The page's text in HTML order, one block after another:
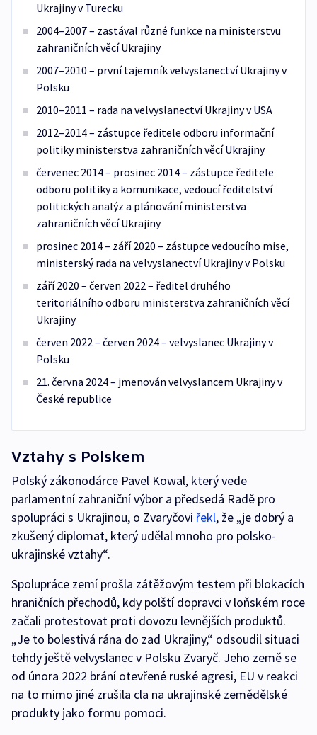
Ukrajiny v Turecku
2004–2007 – zastával různé funkce na ministerstvu
zahraničních věcí Ukrajiny
2007–2010 – první tajemník velvyslanectví Ukrajiny v
Polsku
2010–2011 – rada na velvyslanectví Ukrajiny v USA
2012–2014 – zástupce ředitele odboru informační
politiky ministerstva zahraničních věcí Ukrajiny
červenec 2014 – prosinec 2014 – zástupce ředitele
odboru politiky a komunikace, vedoucí ředitelství
politických analýz a plánování ministerstva
zahraničních věcí Ukrajiny
prosinec 2014 – září 2020 – zástupce vedoucího mise,
ministerský rada na velvyslanectví Ukrajiny v Polsku
září 2020 – červen 2022 – ředitel druhého
teritoriálního odboru ministerstva zahraničních věcí
Ukrajiny
červen 2022 – červen 2024 – velvyslanec Ukrajiny v
Polsku
21. června 2024 – jmenován velvyslancem Ukrajiny v
České republice
Vztahy s Polskem
Polský zákonodárce Pavel Kowal, který vede
parlamentní zahraniční výbor a předsedá Radě pro
spolupráci s Ukrajinou, o Zvaryčovi řekl, že „je dobrý a
zkušený diplomat, který udělal mnoho pro polsko-
ukrajinské vztahy“.
Spolupráce zemí prošla zátěžovým testem při blokacích
hraničních přechodů, kdy polští dopravci v loňském roce
začali protestovat proti dovozu levnějších produktů.
„Je to bolestivá rána do zad Ukrajiny,“ odsoudil situaci
tehdy ještě velvyslanec v Polsku Zvaryč. Jeho země se
od února 2022 brání otevřené ruské agresi, EU v reakci
na to mimo jiné zrušila cla na ukrajinské zemědělské
produkty jako formu pomoci.